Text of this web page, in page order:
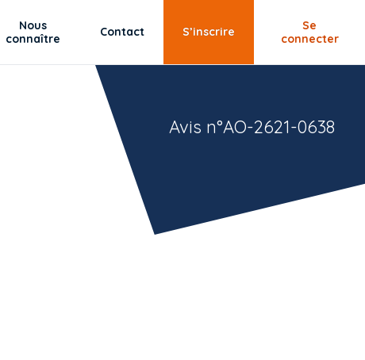
Nous
connaître
Contact S’inscrire
Se
connecter
Avis n°AO-2621-0638